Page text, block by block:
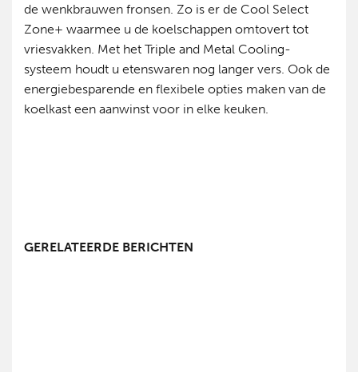
de wenkbrauwen fronsen. Zo is er de Cool Select
Zone+ waarmee u de koelschappen omtovert tot
vriesvakken. Met het Triple and Metal Cooling-
systeem houdt u etenswaren nog langer vers. Ook de
energiebesparende en flexibele opties maken van de
koelkast een aanwinst voor in elke keuken.
GERELATEERDE BERICHTEN